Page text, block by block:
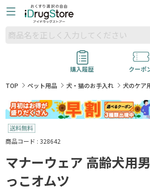
購入履歴
クーポ
TOP
ペット用品 犬・猫のお手入れ 犬のケア
商品コード : 328642
マナーウェア 高齢犬用
っこオムツ